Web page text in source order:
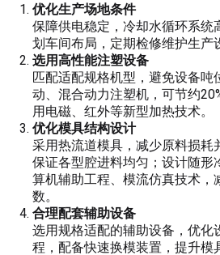
优化生产场地条件
保障供电稳定，冷却水循环系统
划车间布局，定期检修维护生产
选用高性能注塑设备
匹配适配规格机型，避免设备吨
动、混合动力注塑机，可节约
用电磁、红外等新型加热技术。
优化模具结构设计
采用热流道模具，减少原料损耗
保证各型腔进料均匀；设计随形
算机辅助工程、模流仿真技术，
数。
合理配套辅助设备
选用规格适配的辅助设备，优化
程，配备快速换模装置，提升模